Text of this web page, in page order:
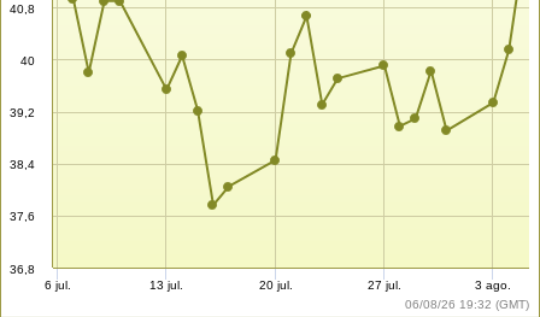
06/08/26 19:32 (GMT)
36,8
37,6
38,4
39,2
40
40,8
6 jul. 13 jul. 20 jul. 27 jul. 3 ago.